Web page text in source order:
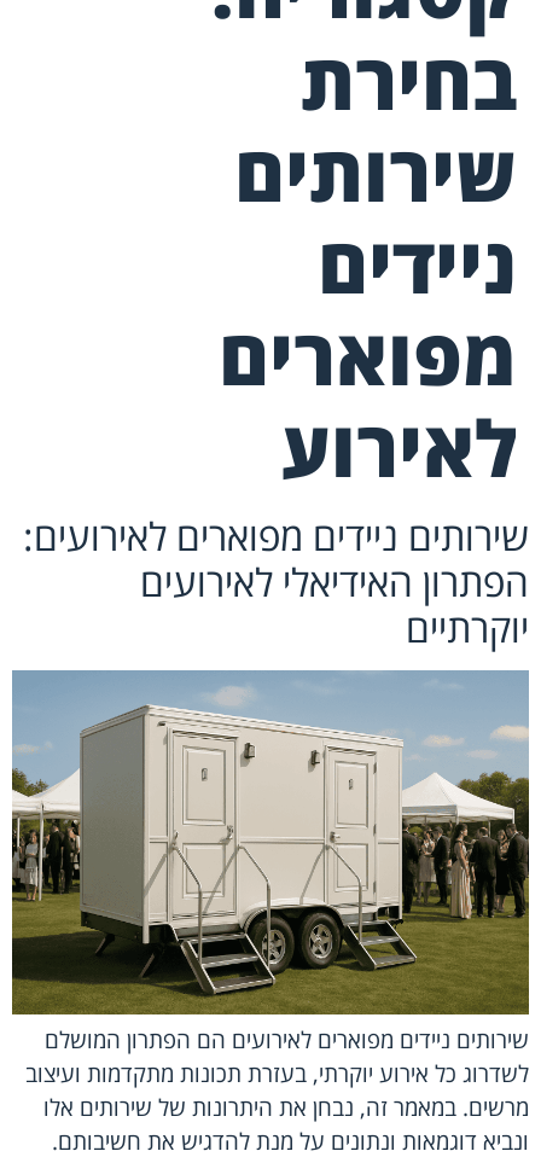
בחירת
שירותים
ניידים
מפוארים
לאירוע
שירותים ניידים מפוארים לאירועים:
הפתרון האידיאלי לאירועים
יוקרתיים
שירותים ניידים מפוארים לאירועים הם הפתרון המושלם
לשדרוג כל אירוע יוקרתי, בעזרת תכונות מתקדמות ועיצוב
מרשים. במאמר זה, נבחן את היתרונות של שירותים אלו
ונביא דוגמאות ונתונים על מנת להדגיש את חשיבותם.